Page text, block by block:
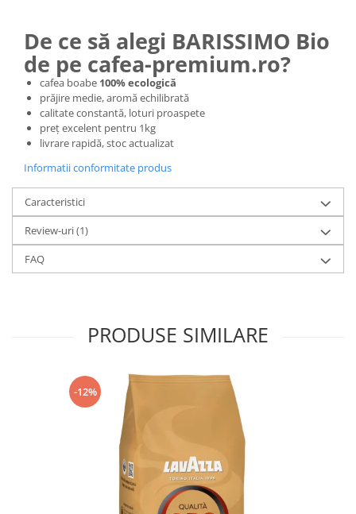
De ce să alegi BARISSIMO Bio
de pe cafea-premium.ro?
cafea boabe 100% ecologică
prăjire medie, aromă echilibrată
calitate constantă, loturi proaspete
preț excelent pentru 1kg
livrare rapidă, stoc actualizat
Informatii conformitate produs
Caracteristici
Review-uri(1)
FAQ
PRODUSE SIMILARE
-12%